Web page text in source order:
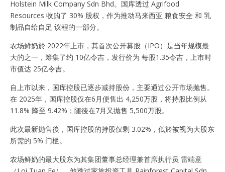
Holstein Milk Company Sdn Bhd。国库透过 Agrifood
Resources 收购了 30% 股权，作为推动马来西亚 粮食安全 和 乳
制品自给自足 议程的一部分。
农场鲜奶於 2022年上市，其首次公开募股（IPO）是当年规模最
大的之一，筹集了约 10亿令吉，发行价为 每股1.35令吉，上市时
市值达 25亿令吉。
自上市以来，国库控股已逐步减持股份，主要通过公开市场抛售。
在 2025年，国库控股仅在6月便售出 4,250万股，将持股比例从
11.8% 降至 9.42%；随後在7月又抛售 5,500万股。
此次最新抛售後，国库控股的持股仅剩 3.02%，低於被视为大股东
所需的 5% 门槛。
农场鲜奶的最大股东为其集团董事总经理兼首席执行员 雷端意